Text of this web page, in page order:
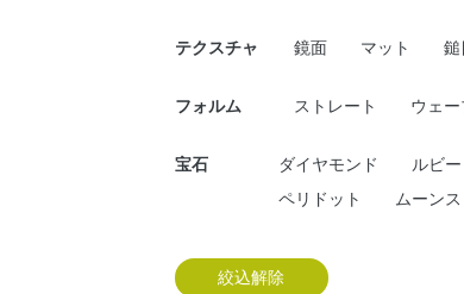
テクスチャ 鏡面 マット 鎚
フォルム ストレート ウェー
宝石 ダイヤモンド ルビー
ペリドット
ムーン
絞込解除